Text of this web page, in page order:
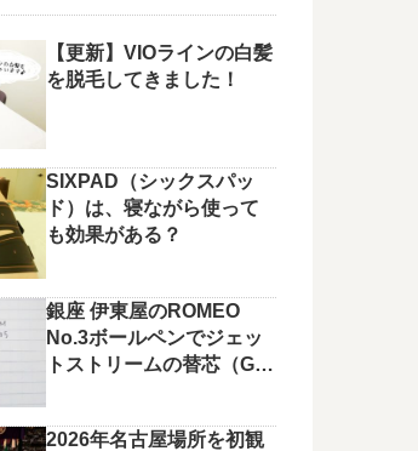
【更新】VIOラインの白髪
を脱毛してきました！
SIXPAD（シックスパッ
ド）は、寝ながら使って
も効果がある？
銀座 伊東屋のROMEO
No.3ボールペンでジェッ
トストリームの替芯（G2
2026年名古屋場所を初観